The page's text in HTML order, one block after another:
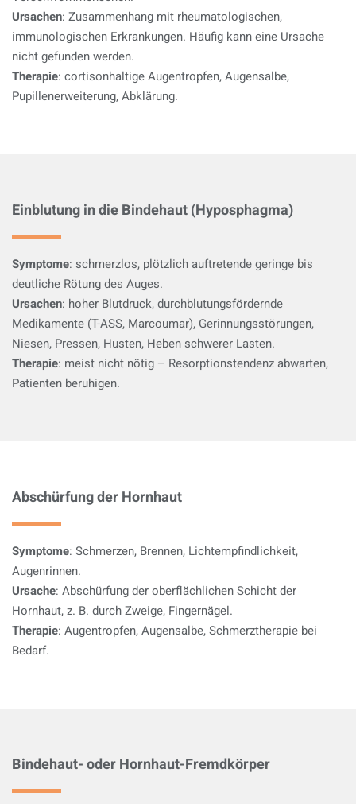
Ursachen: Zusammenhang mit rheumatologischen,
immunologischen Erkrankungen. Häufig kann eine Ursache
nicht gefunden werden.
Therapie: cortisonhaltige Augentropfen, Augensalbe,
Pupillenerweiterung, Abklärung.
Einblutung in die Bindehaut (Hyposphagma)
Symptome: schmerzlos, plötzlich auftretende geringe bis
deutliche Rötung des Auges.
Ursachen: hoher Blutdruck, durchblutungsfördernde
Medikamente (T-ASS, Marcoumar), Gerinnungsstörungen,
Niesen, Pressen, Husten, Heben schwerer Lasten.
Therapie: meist nicht nötig – Resorptionstendenz abwarten,
Patienten beruhigen.
Abschürfung der Hornhaut
Symptome: Schmerzen, Brennen, Lichtempfindlichkeit,
Augenrinnen.
Ursache: Abschürfung der oberflächlichen Schicht der
Hornhaut, z. B. durch Zweige, Fingernägel.
Therapie: Augentropfen, Augensalbe, Schmerztherapie bei
Bedarf.
Bindehaut- oder Hornhaut-Fremdkörper